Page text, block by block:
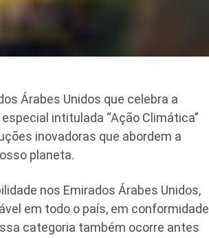
Árabes Unidos que celebra a
intitulada “Ação Climática”
inovadoras que abordem a
planeta.
nos Emirados Árabes Unidos,
em todo o país, em conformidade
categoria também ocorre antes